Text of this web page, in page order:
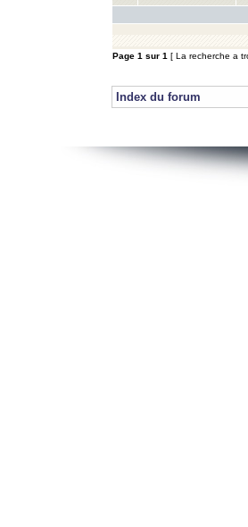
Page 1 sur 1 [ La recherche a
Index du forum